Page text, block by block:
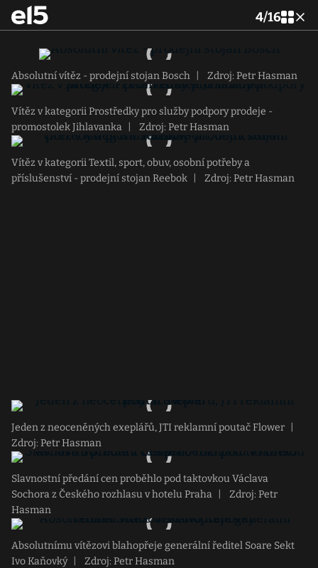
4/16
Absolutní vítěz - prodejní stojan Bosch Zdroj: Petr Hasman
Vítěz v kategorii Prostředky pro služby podpory prodeje -
promostolek Jihlavanka
Zdroj: Petr Hasman
Vítěz v kategorii Textil, sport, obuv, osobní potřeby a
příslušenství - prodejní stojan Reebok
Zdroj: Petr Hasman
Jeden z neoceněných exeplářů, JTI reklamní poutač Flower
Zdroj: Petr Hasman
Slavnostní předání cen proběhlo pod taktovkou Václava
Sochora z Českého rozhlasu v hotelu Praha
Zdroj: Petr
Hasman
Absolutnímu vítězovi blahopřeje generální ředitel Soare Sekt
Ivo Kaňovký
Zdroj: Petr Hasman